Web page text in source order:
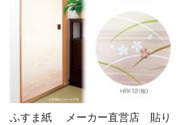
ふすま紙 メーカー直営店 貼り